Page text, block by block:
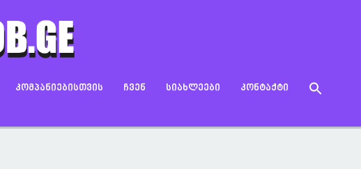
ᲙᲝᲛᲞᲐᲜᲘᲔᲑᲘᲡᲗᲕᲘᲡ ᲩᲕᲔᲜ ᲡᲘᲐᲮᲚᲔᲔᲑᲘ ᲙᲝᲜᲢᲐᲥᲢᲘ